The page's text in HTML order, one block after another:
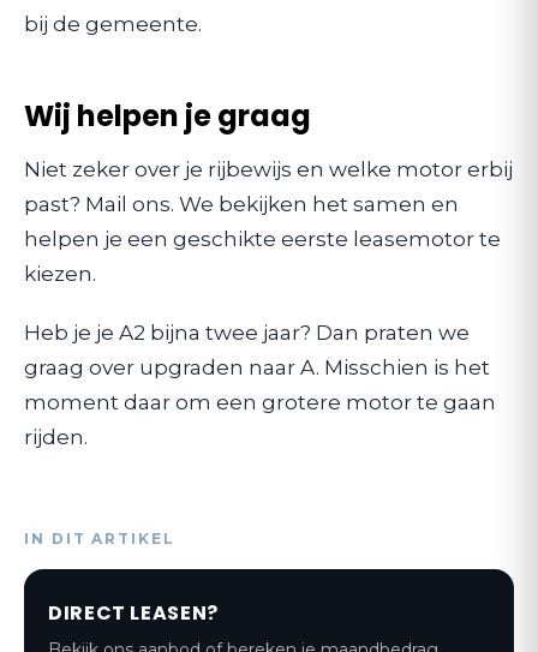
IN DIT ARTIKEL
DIRECT LEASEN?
bij de gemeente.
Wij helpen je graag
Niet zeker over je rijbewijs en welke motor erbij
past? Mail ons. We bekijken het samen en
helpen je een geschikte eerste leasemotor te
kiezen.
Heb je je A2 bijna twee jaar? Dan praten we
graag over upgraden naar A. Misschien is het
moment daar om een grotere motor te gaan
rijden.